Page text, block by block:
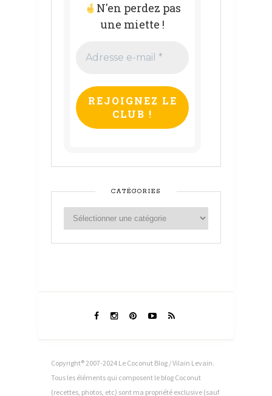
N'en perdez pas
une miette !
e-
*
CATÉGORIES
Copyright® 2007-2024 Le Coconut Blog / Vilain Levain.
Tous les éléments qui composent le blog Coconut
(recettes, photos, etc) sont ma propriété exclusive (sauf